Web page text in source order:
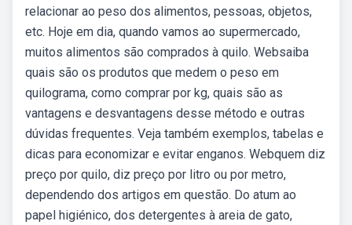
relacionar ao peso dos alimentos, pessoas, objetos,
etc. Hoje em dia, quando vamos ao supermercado,
muitos alimentos são comprados à quilo. Websaiba
quais são os produtos que medem o peso em
quilograma, como comprar por kg, quais são as
vantagens e desvantagens desse método e outras
dúvidas frequentes. Veja também exemplos, tabelas e
dicas para economizar e evitar enganos. Webquem diz
preço por quilo, diz preço por litro ou por metro,
dependendo dos artigos em questão. Do atum ao
papel higiénico, dos detergentes à areia de gato,